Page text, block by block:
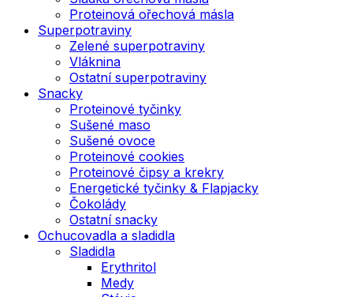
Proteinová ořechová másla
Superpotraviny
Zelené superpotraviny
Vláknina
Ostatní superpotraviny
Snacky
Proteinové tyčinky
Sušené maso
Sušené ovoce
Proteinové cookies
Proteinové čipsy a krekry
Energetické tyčinky & Flapjacky
Čokolády
Ostatní snacky
Ochucovadla a sladidla
Sladidla
Erythritol
Medy